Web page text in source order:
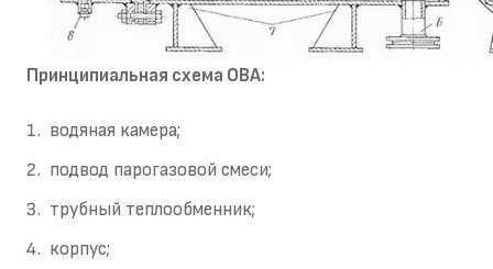
Принципиальная схема ОВА:
водяная камера;
подвод парогазовой смеси;
трубный теплообменник;
корпус;